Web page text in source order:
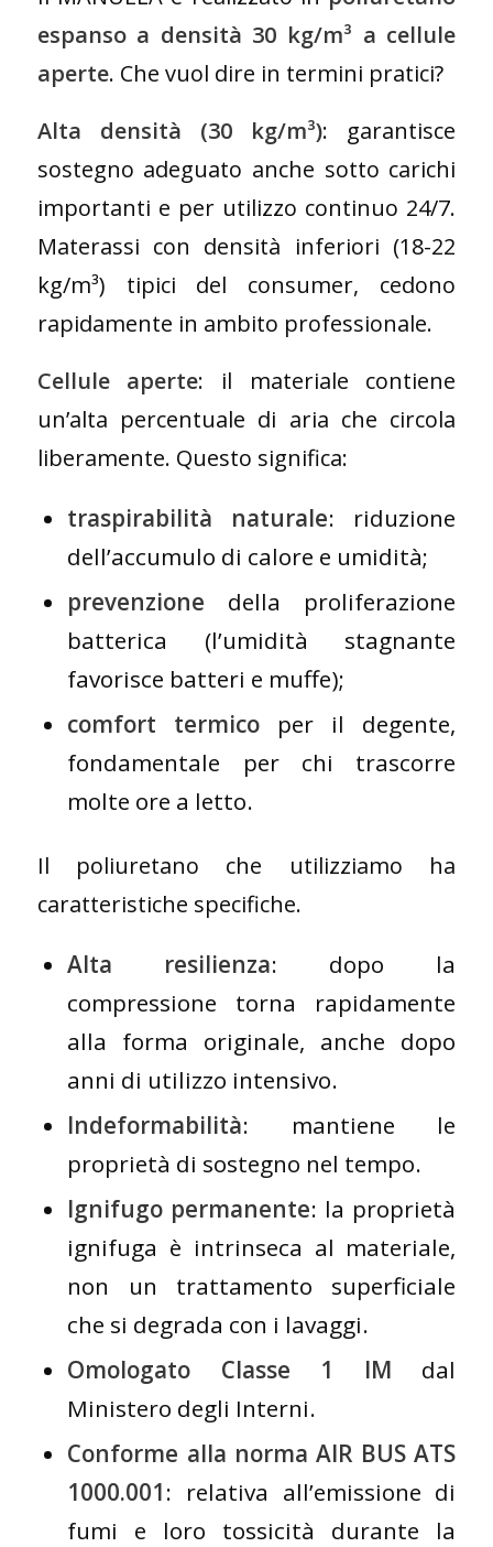
espanso a densità 30 kg/m³ a cellule
aperte. Che vuol dire in termini pratici?
Alta densità (30 kg/m³): garantisce
sostegno adeguato anche sotto carichi
importanti e per utilizzo continuo 24/7.
Materassi con densità inferiori (18-22
kg/m³) tipici del consumer, cedono
rapidamente in ambito professionale.
Cellule aperte: il materiale contiene
un’alta percentuale di aria che circola
liberamente. Questo significa:
traspirabilità naturale: riduzione
dell’accumulo di calore e umidità;
prevenzione della proliferazione
batterica (l’umidità stagnante
favorisce batteri e muffe);
comfort termico per il degente,
fondamentale per chi trascorre
molte ore a letto.
Il poliuretano che utilizziamo ha
caratteristiche specifiche.
Alta resilienza: dopo la
compressione torna rapidamente
alla forma originale, anche dopo
anni di utilizzo intensivo.
Indeformabilità: mantiene le
proprietà di sostegno nel tempo.
Ignifugo permanente: la proprietà
ignifuga è intrinseca al materiale,
non un trattamento superficiale
che si degrada con i lavaggi.
Omologato Classe 1 IM dal
Ministero degli Interni.
Conforme alla norma AIR BUS ATS
1000.001: relativa all’emissione di
fumi e loro tossicità durante la